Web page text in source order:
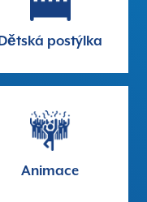
postýlka
Animace